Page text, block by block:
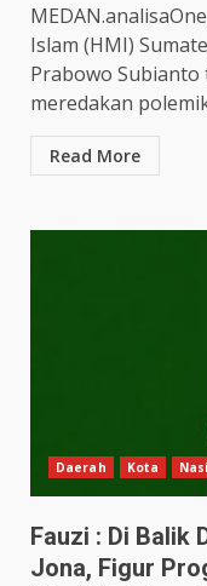
Islam (HMI)
Prabowo
meredakan
Read More
Daerah Kota
Fauzi : Di Balik
Jona, Figur